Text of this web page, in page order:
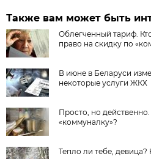
Также вам может быть
Облегченный тариф.
право на скидку по
В июне в Беларуси
некоторые услуги ЖКХ
Просто, но
«коммуналку»?
Тепло ли тебе,